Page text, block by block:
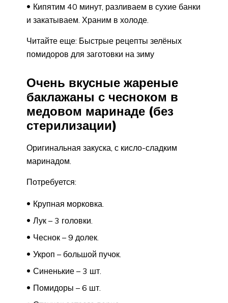
Кипятим 40 минут, разливаем в сухие банки
и закатываем. Храним в холоде.
Читайте еще: Быстрые рецепты зелёных
помидоров для заготовки на зиму
Очень вкусные жареные
баклажаны с чесноком в
медовом маринаде (без
стерилизации)
Оригинальная закуска, с кисло-сладким
маринадом.
Потребуется:
Крупная морковка.
Лук – 3 головки.
Чеснок – 9 долек.
Укроп – большой пучок.
Синенькие – 3 шт.
Помидоры – 6 шт.